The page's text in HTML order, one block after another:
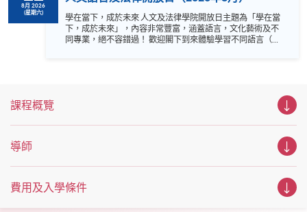
8月 2026
(星期六)
學在當下，成於未來 人文及法律學院開放日主題為「學在當
下，成於未來」，內容非常豐富，涵蓋語言，文化藝術及不
同專業，絕不容錯過！ 歡迎閣下到來體驗學習不同語言（包
坊、體驗課堂和豐富資訊講座。萬勿錯過是次活動，記得把
圖！
課程概覽
導師
費用及入學條件